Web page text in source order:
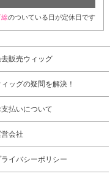
のついている日が定休日です
販売ウィッグ
ィッグの疑問を解決！
支払いについて
会社
ライバシーポリシー